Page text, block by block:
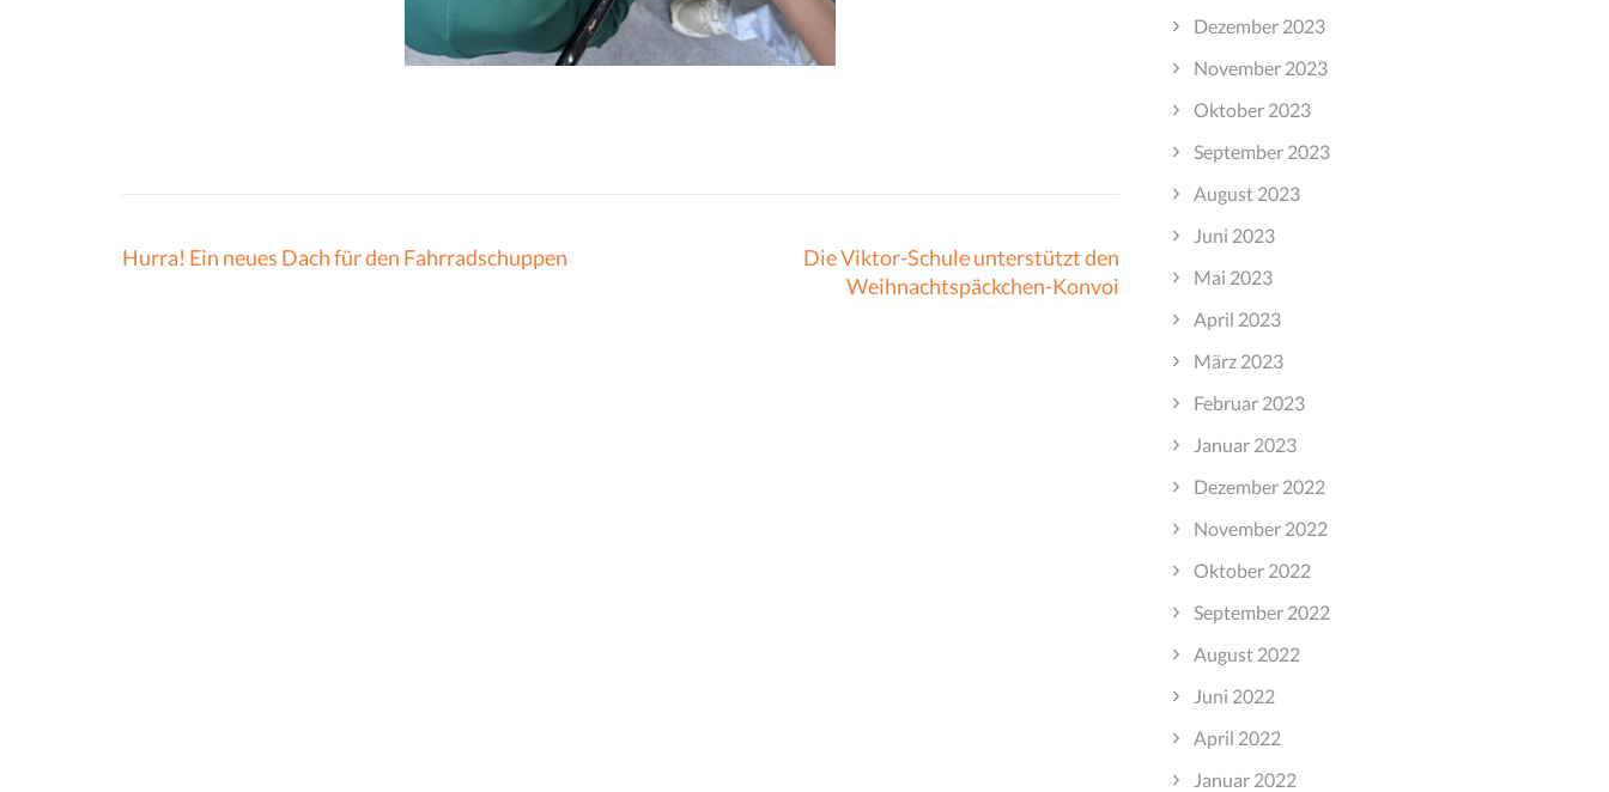
Beitragsnavigation
Hurra! Ein neues Dach für den Fahrradschuppen
Die Viktor-Schule unterstützt den
Weihnachtspäckchen-Konvoi
Dezember 2023
November 2023
Oktober 2023
September 2023
August 2023
Juni 2023
Mai 2023
April 2023
März 2023
Februar 2023
Januar 2023
Dezember 2022
November 2022
Oktober 2022
September 2022
August 2022
Juni 2022
April 2022
Januar 2022